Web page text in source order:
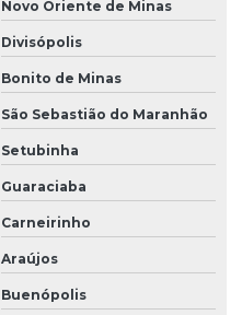
Novo Oriente de Minas
Divisópolis
Bonito de Minas
São Sebastião do Maranhão
Setubinha
Guaraciaba
Carneirinho
Araújos
Buenópolis